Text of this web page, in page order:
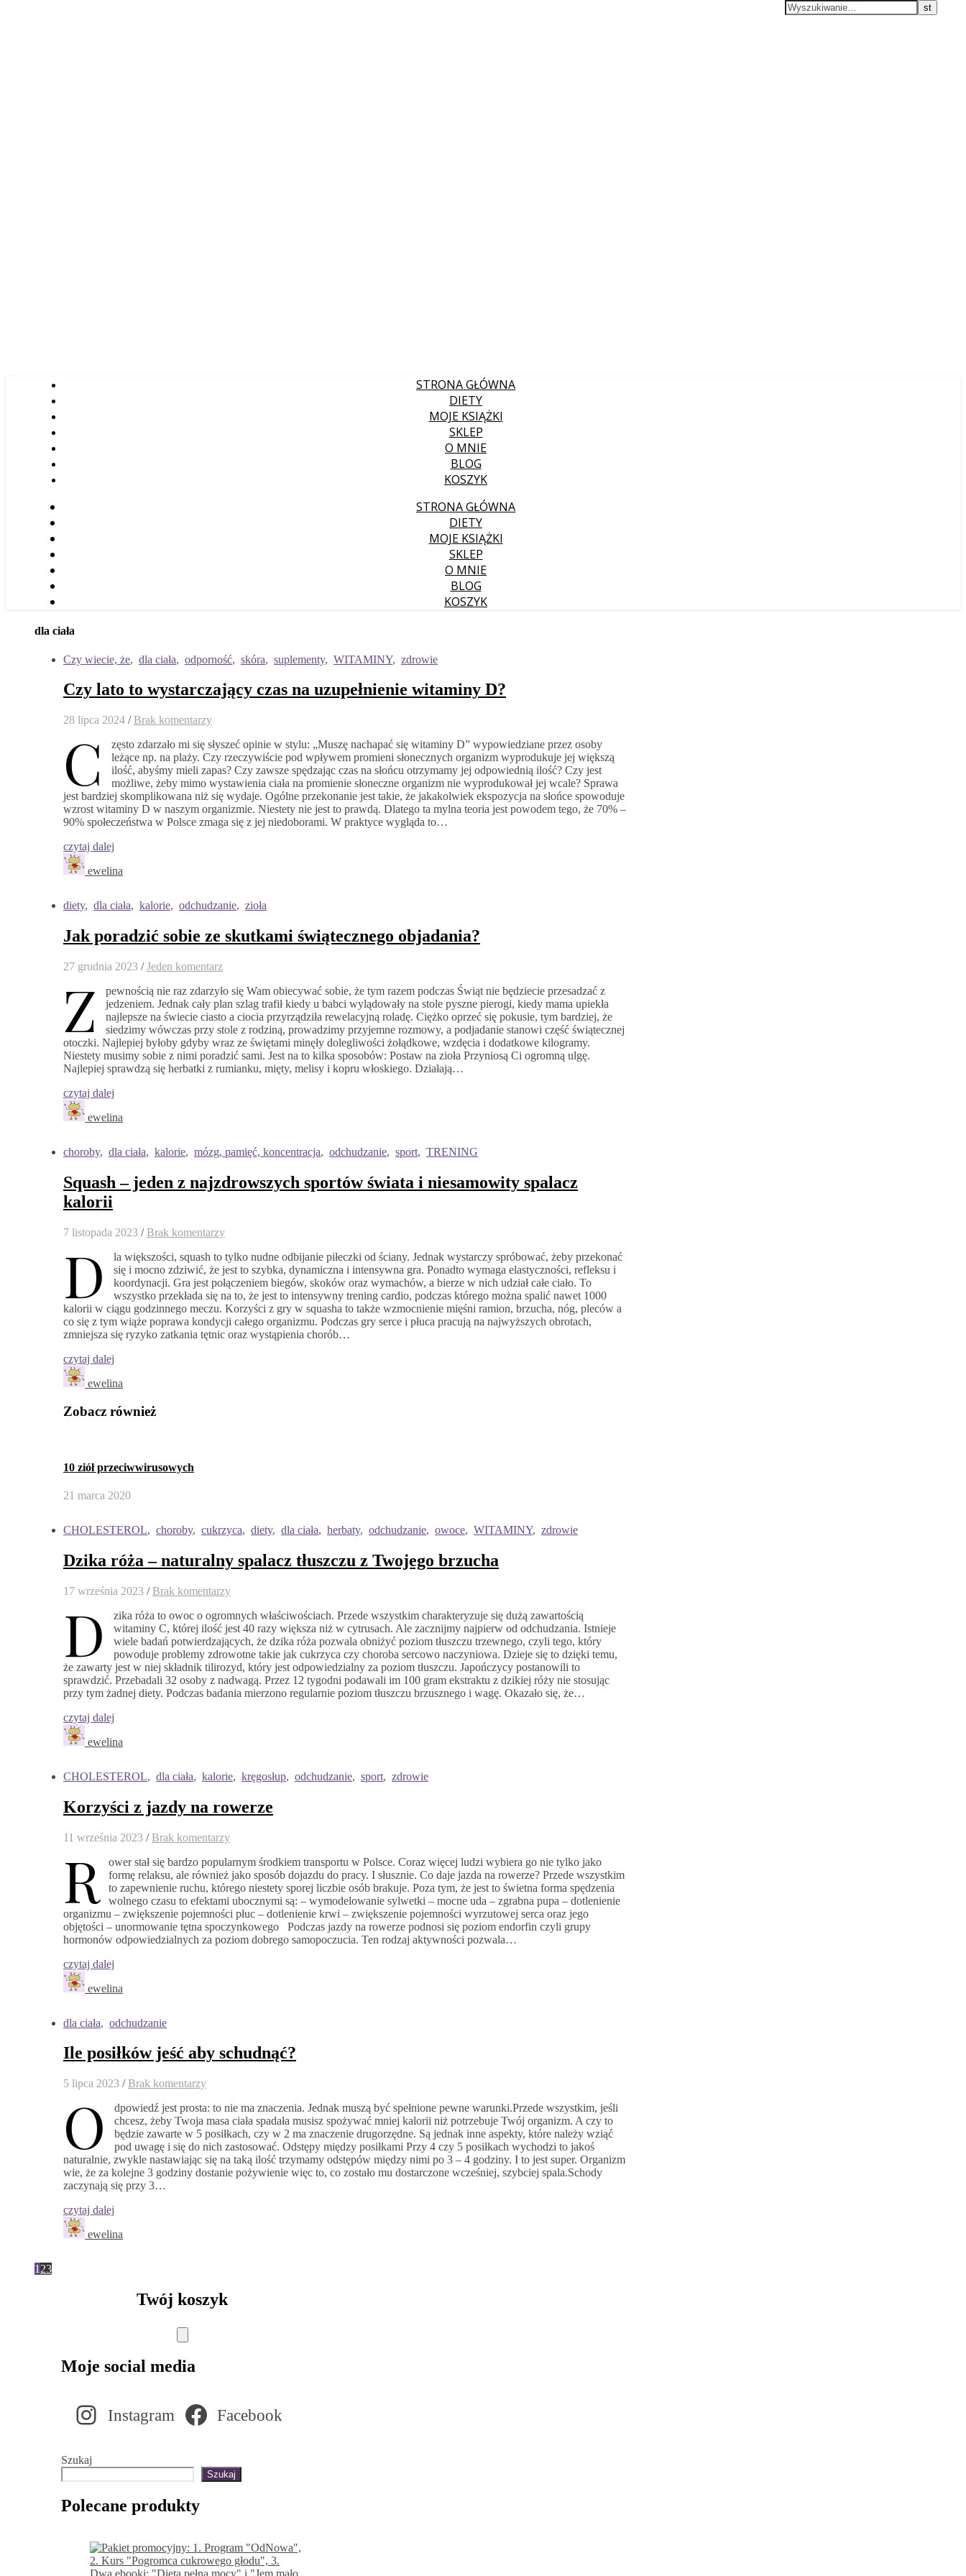
STRONA GŁÓWNA
DIETY
MOJE KSIĄŻKI
SKLEP
O MNIE
BLOG
KOSZYK
STRONA GŁÓWNA
DIETY
MOJE KSIĄŻKI
SKLEP
O MNIE
BLOG
KOSZYK
dla ciała
Czy wiecie, że, dla ciała, odporność, skóra, suplementy, WITAMINY, zdrowie
Czy lato to wystarczający czas na uzupełnienie witaminy D?
28 lipca 2024 / Brak komentarzy
C
zęsto zdarzało mi się słyszeć opinie w stylu: „Muszę nachapać się witaminy D” wypowiedziane przez osoby
leżące np. na plaży. Czy rzeczywiście pod wpływem promieni słonecznych organizm wyprodukuje jej większą
ilość, abyśmy mieli zapas? Czy zawsze spędzając czas na słońcu otrzymamy jej odpowiednią ilość? Czy jest
możliwe, żeby mimo wystawienia ciała na promienie słoneczne organizm nie wyprodukował jej wcale? Sprawa
jest bardziej skomplikowana niż się wydaje. Ogólne przekonanie jest takie, że jakakolwiek ekspozycja na słońce spowoduje
wzrost witaminy D w naszym organizmie. Niestety nie jest to prawdą. Dlatego ta mylna teoria jest powodem tego, że 70% –
90% społeczeństwa w Polsce zmaga się z jej niedoborami. W praktyce wygląda to…
czytaj dalej
ewelina
diety, dla ciała, kalorie, odchudzanie, zioła
Jak poradzić sobie ze skutkami świątecznego objadania?
27 grudnia 2023 / Jeden komentarz
Z
pewnością nie raz zdarzyło się Wam obiecywać sobie, że tym razem podczas Świąt nie będziecie przesadzać z
jedzeniem. Jednak cały plan szlag trafił kiedy u babci wylądowały na stole pyszne pierogi, kiedy mama upiekła
najlepsze na świecie ciasto a ciocia przyrządziła rewelacyjną roladę. Ciężko oprzeć się pokusie, tym bardziej, że
siedzimy wówczas przy stole z rodziną, prowadzimy przyjemne rozmowy, a podjadanie stanowi część świątecznej
otoczki. Najlepiej byłoby gdyby wraz ze świętami minęły dolegliwości żołądkowe, wzdęcia i dodatkowe kilogramy.
Niestety musimy sobie z nimi poradzić sami. Jest na to kilka sposobów: Postaw na zioła Przyniosą Ci ogromną ulgę.
Najlepiej sprawdzą się herbatki z rumianku, mięty, melisy i kopru włoskiego. Działają…
czytaj dalej
ewelina
choroby, dla ciała, kalorie, mózg, pamięć, koncentracja, odchudzanie, sport, TRENING
Squash – jeden z najzdrowszych sportów świata i niesamowity spalacz
kalorii
7 listopada 2023 / Brak komentarzy
D
la większości, squash to tylko nudne odbijanie piłeczki od ściany. Jednak wystarczy spróbować, żeby przekonać
się i mocno zdziwić, że jest to szybka, dynamiczna i intensywna gra. Ponadto wymaga elastyczności, refleksu i
koordynacji. Gra jest połączeniem biegów, skoków oraz wymachów, a bierze w nich udział całe ciało. To
wszystko przekłada się na to, że jest to intensywny trening cardio, podczas którego można spalić nawet 1000
kalorii w ciągu godzinnego meczu. Korzyści z gry w squasha to także wzmocnienie mięśni ramion, brzucha, nóg, pleców a
co się z tym wiąże poprawa kondycji całego organizmu. Podczas gry serce i płuca pracują na najwyższych obrotach,
zmniejsza się ryzyko zatkania tętnic oraz wystąpienia chorób…
czytaj dalej
ewelina
Zobacz również
10 ziół przeciwwirusowych
21 marca 2020
CHOLESTEROL, choroby, cukrzyca, diety, dla ciała, herbaty, odchudzanie, owoce, WITAMINY, zdrowie
Dzika róża – naturalny spalacz tłuszczu z Twojego brzucha
17 września 2023 / Brak komentarzy
D
zika róża to owoc o ogromnych właściwościach. Przede wszystkim charakteryzuje się dużą zawartością
witaminy C, której ilość jest 40 razy większa niż w cytrusach. Ale zacznijmy najpierw od odchudzania. Istnieje
wiele badań potwierdzających, że dzika róża pozwala obniżyć poziom tłuszczu trzewnego, czyli tego, który
powoduje problemy zdrowotne takie jak cukrzyca czy choroba sercowo naczyniowa. Dzieje się to dzięki temu,
że zawarty jest w niej składnik tilirozyd, który jest odpowiedzialny za poziom tłuszczu. Japończycy postanowili to
sprawdzić. Przebadali 32 osoby z nadwagą. Przez 12 tygodni podawali im 100 gram ekstraktu z dzikiej róży nie stosując
przy tym żadnej diety. Podczas badania mierzono regularnie poziom tłuszczu brzusznego i wagę. Okazało się, że…
czytaj dalej
ewelina
CHOLESTEROL, dla ciała, kalorie, kręgosłup, odchudzanie, sport, zdrowie
Korzyści z jazdy na rowerze
11 września 2023 / Brak komentarzy
R
ower stał się bardzo popularnym środkiem transportu w Polsce. Coraz więcej ludzi wybiera go nie tylko jako
formę relaksu, ale również jako sposób dojazdu do pracy. I słusznie. Co daje jazda na rowerze? Przede wszystkim
to zapewnienie ruchu, którego niestety sporej liczbie osób brakuje. Poza tym, że jest to świetna forma spędzenia
wolnego czasu to efektami ubocznymi są: – wymodelowanie sylwetki – mocne uda – zgrabna pupa – dotlenienie
organizmu – zwiększenie pojemności płuc – dotlenienie krwi – zwiększenie pojemności wyrzutowej serca oraz jego
objętości – unormowanie tętna spoczynkowego Podczas jazdy na rowerze podnosi się poziom endorfin czyli grupy
hormonów odpowiedzialnych za poziom dobrego samopoczucia. Ten rodzaj aktywności pozwala…
czytaj dalej
ewelina
dla ciała, odchudzanie
Ile posiłków jeść aby schudnąć?
5 lipca 2023 / Brak komentarzy
O
dpowiedź jest prosta: to nie ma znaczenia. Jednak muszą być spełnione pewne warunki.Przede wszystkim, jeśli
chcesz, żeby Twoja masa ciała spadała musisz spożywać mniej kalorii niż potrzebuje Twój organizm. A czy to
będzie zawarte w 5 posiłkach, czy w 2 ma znaczenie drugorzędne. Są jednak inne aspekty, które należy wziąć
pod uwagę i się do nich zastosować. Odstępy między posiłkami Przy 4 czy 5 posiłkach wychodzi to jakoś
naturalnie, zwykle nastawiając się na taką ilość trzymamy odstępów między nimi po 3 – 4 godziny. I to jest super. Organizm
wie, że za kolejne 3 godziny dostanie pożywienie więc to, co zostało mu dostarczone wcześniej, szybciej spala.Schody
zaczynają się przy 3…
czytaj dalej
ewelina
1 23
Twój koszyk
Moje social media
Instagram Facebook
Szukaj
Szukaj
Polecane produkty